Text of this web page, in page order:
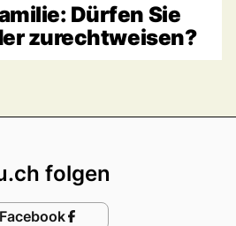
Dürfen Sie
zurechtweisen?
folgen
Facebook